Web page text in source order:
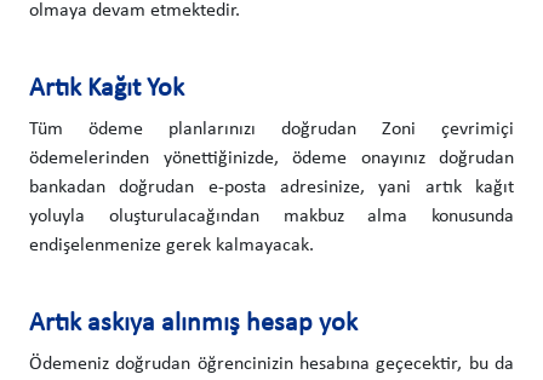
olmaya devam etmektedir.
Artık Kağıt Yok
Tüm ödeme planlarınızı doğrudan Zoni çevrimiçi
ödemelerinden yönettiğinizde, ödeme onayınız doğrudan
bankadan doğrudan e-posta adresinize, yani artık kağıt
yoluyla oluşturulacağından makbuz alma konusunda
endişelenmenize gerek kalmayacak.
Artık askıya alınmış hesap yok
Ödemeniz doğrudan öğrencinizin hesabına geçecektir, bu da